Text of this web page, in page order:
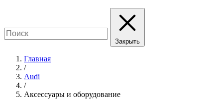
Закрыть
Главная
/
Audi
/
Аксессуары и оборудование